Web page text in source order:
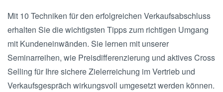
Mit 10 Techniken für den erfolgreichen Verkaufsabschluss
erhalten Sie die wichtigsten Tipps zum richtigen Umgang
mit Kundeneinwänden. Sie lernen mit unserer
Seminarreihen, wie Preisdifferenzierung und aktives Cross
Selling für Ihre sichere Zielerreichung im Vertrieb und
Verkaufsgespräch wirkungsvoll umgesetzt werden können.